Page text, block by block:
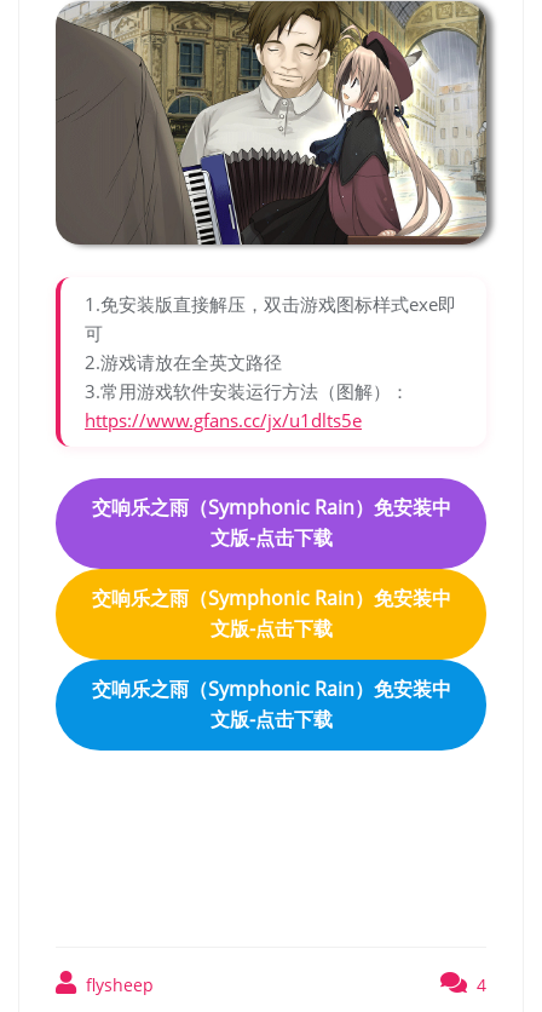
1.免安装版直接解压，双击游戏图标样式exe即
可
2.游戏请放在全英文路径
3.常用游戏软件安装运行方法（图解）：
https://www.gfans.cc/jx/u1dlts5e
交响乐之雨（Symphonic Rain）免安装中
文版-点击下载
交响乐之雨（Symphonic Rain）免安装中
文版-点击下载
交响乐之雨（Symphonic Rain）免安装中
文版-点击下载
flysheep 4